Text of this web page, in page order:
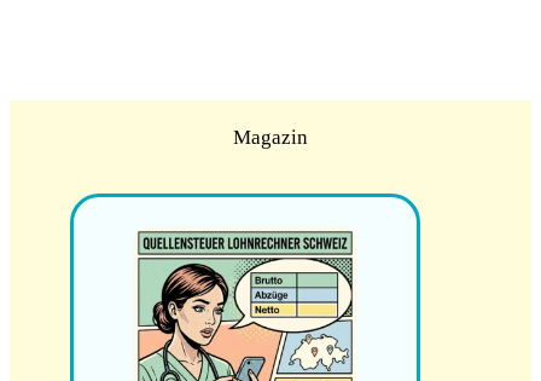
Magazin